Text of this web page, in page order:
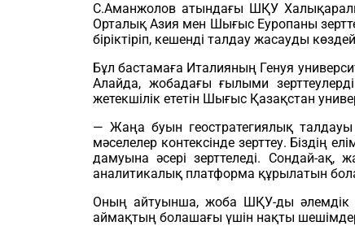
С.Аманжолов атындағы ШҚУ
Орталық Азия мен Шығыс Еуропаны
біріктіріп, кешенді талдау жасауды
Бұл бастамаға Италияның Генуя
Алайда, жобадағы ғылыми
жетекшілік ететін Шығыс Қазақстан
— Жаңа буын геостратегиялық
мәселелер контексінде зерттеу.
дамуына әсері зерттеледі. Сондай-ақ,
аналитикалық платформа құрылатын
Оның айтуынша, жоба ШҚУ-ды әлемдік
аймақтың болашағы үшін нақты